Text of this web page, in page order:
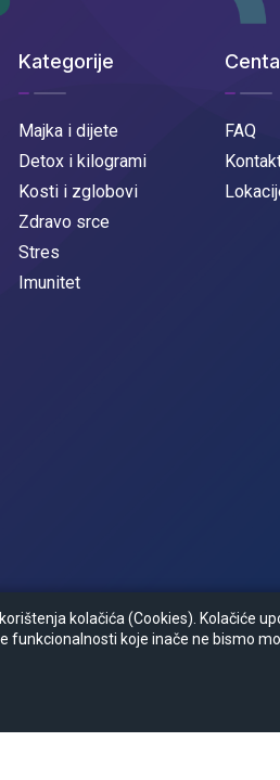
Kategorije
Majka i dijete
Detox i kilogrami
Kosti i zglobovi
Zdravo srce
Stres
Imunitet
FAQ
kolačića (Cookies). Kolačiće
koje inače ne bismo